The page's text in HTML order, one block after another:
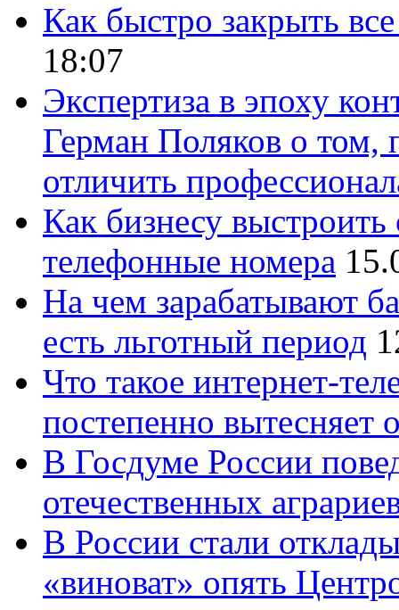
Как быстро закрыть
18:07
Экспертиза в эпоху
Герман Поляков о том,
отличить
Как бизнесу
телефонные номера
На чем зарабатывают
есть льготный период
Что такое интернет-
постепенно вытесняет
В Госдуме России
отечественных
В России стали
«виноват» опять